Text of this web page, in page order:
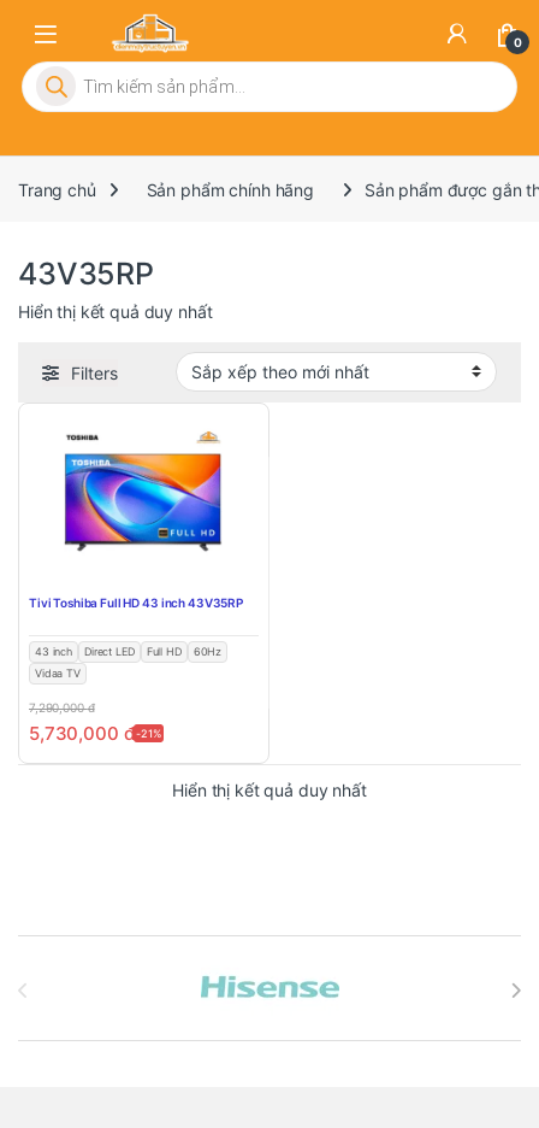
0
Tìm kiếm sản phẩm
Trang chủ Sản phẩm chính hãng Sản phẩm được gắn
43V35RP
Hiển thị kết quả duy nhất
Filters
Tivi Toshiba Full HD 43 inch 43V35RP
43 inch Direct LED Full HD
60Hz
Vidaa TV
7,290,000đ
5,730,000 đ-21%
Hiển thị kết quả duy nhất